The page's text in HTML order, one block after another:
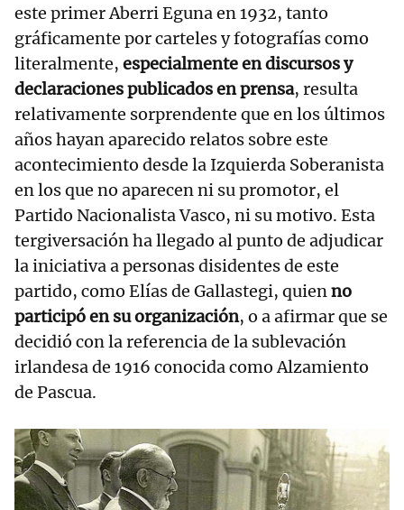
este primer Aberri Eguna en 1932, tanto
gráficamente por carteles y fotografías como
literalmente, especialmente en discursos y
declaraciones publicados en prensa, resulta
relativamente sorprendente que en los últimos
años hayan aparecido relatos sobre este
acontecimiento desde la Izquierda Soberanista
en los que no aparecen ni su promotor, el
Partido Nacionalista Vasco, ni su motivo. Esta
tergiversación ha llegado al punto de adjudicar
la iniciativa a personas disidentes de este
partido, como Elías de Gallastegi, quienno
participó en su organización, o a afirmar que se
decidió con la referencia de la sublevación
irlandesa de 1916 conocida como Alzamiento
de Pascua.